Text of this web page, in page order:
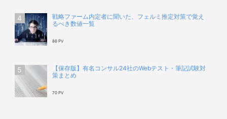
戦略ファーム内定者に聞いた、フェルミ推定対策で覚え
るべき数値一覧
86 PV
【保存版】有名コンサル24社のWebテスト・筆記試験対
策まとめ
70 PV